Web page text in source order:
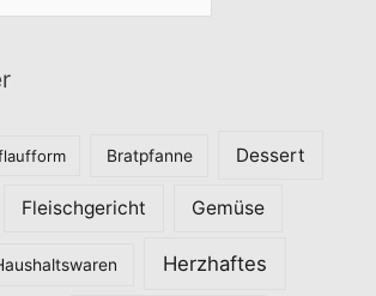
Bratpfanne Dessert
Fleischgericht Gemüse
Herzhaftes